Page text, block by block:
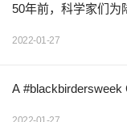
50年前，科学家们为
2022-01-27
A #blackbirdersweek